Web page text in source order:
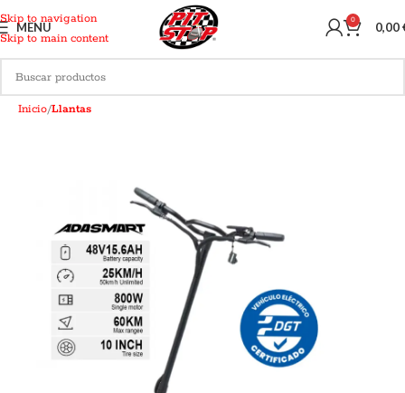
Skip to navigation
Skip to main content
MENU 0 0,00
Inicio Llantas